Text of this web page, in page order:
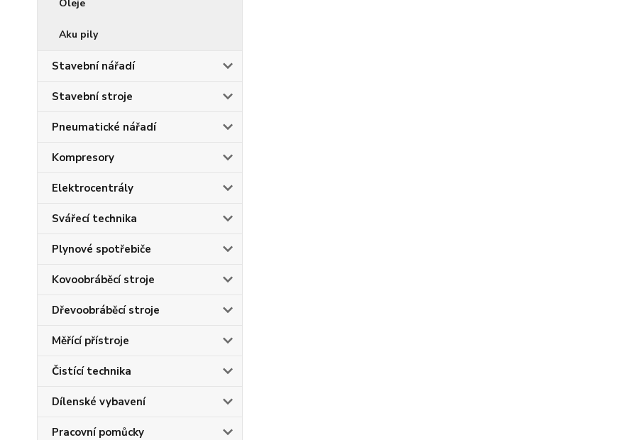
Oleje
Aku pily
Stavební nářadí
Stavební stroje
Pneumatické nářadí
Kompresory
Elektrocentrály
Svářecí technika
Plynové spotřebiče
Kovoobráběcí stroje
Dřevoobráběcí stroje
Měřící přístroje
Čistící technika
Dílenské vybavení
Pracovní pomůcky